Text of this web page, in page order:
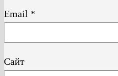
Email *
Сайт